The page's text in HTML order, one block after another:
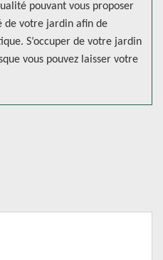
pouvant vous proposer
de votre jardin afin de
S’occuper de votre jardin
vous pouvez laisser votre